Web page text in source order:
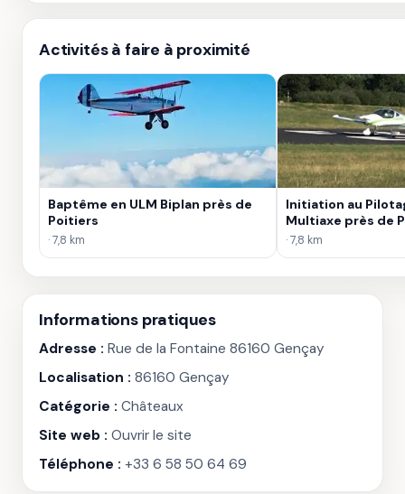
Activités à faire à proximité
Baptême en ULM Biplan près de
Poitiers
· 7,8 km
Initiation au
Multiaxe près de
· 7,8 km
Informations pratiques
Adresse : Rue de la Fontaine 86160 Gençay
Localisation : 86160 Gençay
Catégorie : Châteaux
Site web : Ouvrir le site
Téléphone : +33 6 58 50 64 69